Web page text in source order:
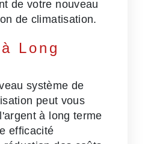
de votre nouveau
de climatisation.
Long
système de
peut vous
à long terme
efficacité